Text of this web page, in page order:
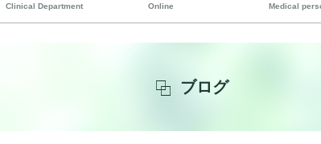
Clinical Department Online Medical
ブログ